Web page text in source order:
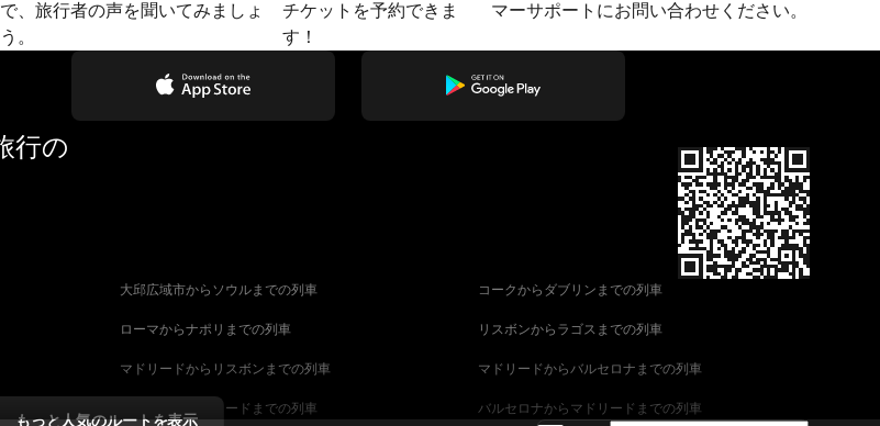
で、旅行者の声を聞いてみましょ
う。
チケットを予約できま
す！
マーサポートにお問い合わせください。
行の
大邱広域市からソウルまでの列車 コークからダブリンまでの列車
ローマからナポリまでの列車 リスボンからラゴスまでの列車
マドリードからリスボンまでの列車 マドリードからバルセロナまでの列車
マラガからマドリードまでの列車 バルセロナからマドリードまでの列車
もっと人気のルートを表示